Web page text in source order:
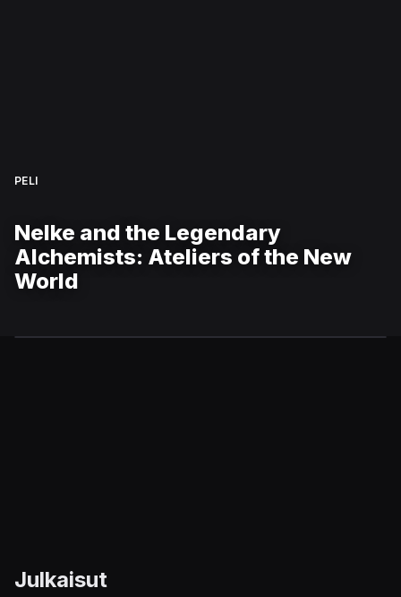
PELI
Nelke and the Legendary
Alchemists: Ateliers of the New
World
Julkaisut